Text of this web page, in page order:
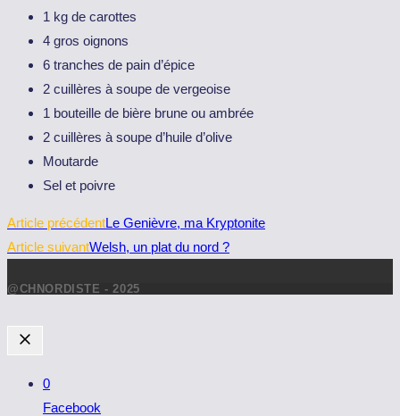
1 kg de carottes
4 gros oignons
6 tranches de pain d’épice
2 cuillères à soupe de vergeoise
1 bouteille de bière brune ou ambrée
2 cuillères à soupe d’huile d’olive
Moutarde
Sel et poivre
Read
more
Article précédentLe Genièvre, ma Kryptonite
Article suivantWelsh, un plat du nord ?
@CHNORDISTE - 2025
0
Facebook